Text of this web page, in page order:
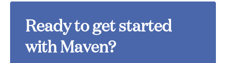
Ready to get started
with Maven?